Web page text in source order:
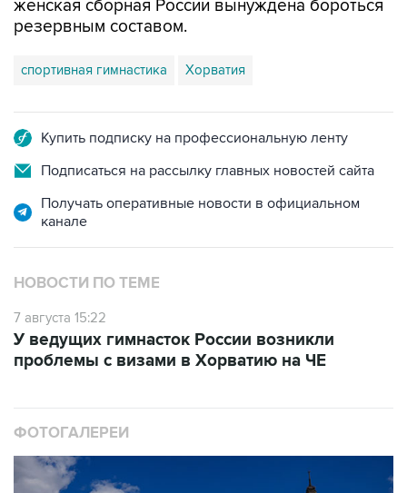
спортивная гимнастика Хорватия
Подписаться на рассылку главных новостей сайта
Получать оперативные новости в официальном
канале
НОВОСТИ ПО ТЕМЕ
7 августа 15:22
проблемы с визами в Хорватию на ЧЕ